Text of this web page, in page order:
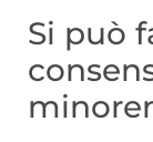
Si può